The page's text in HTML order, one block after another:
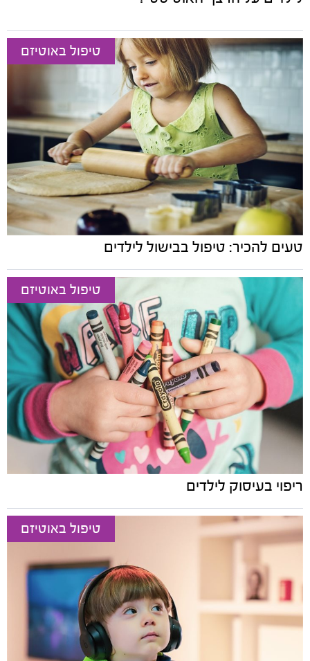
טיפול באוטיזם
טעים להכיר: טיפול בבישול לילדים
טיפול באוטיזם
ריפוי בעיסוק לילדים
טיפול באוטיזם